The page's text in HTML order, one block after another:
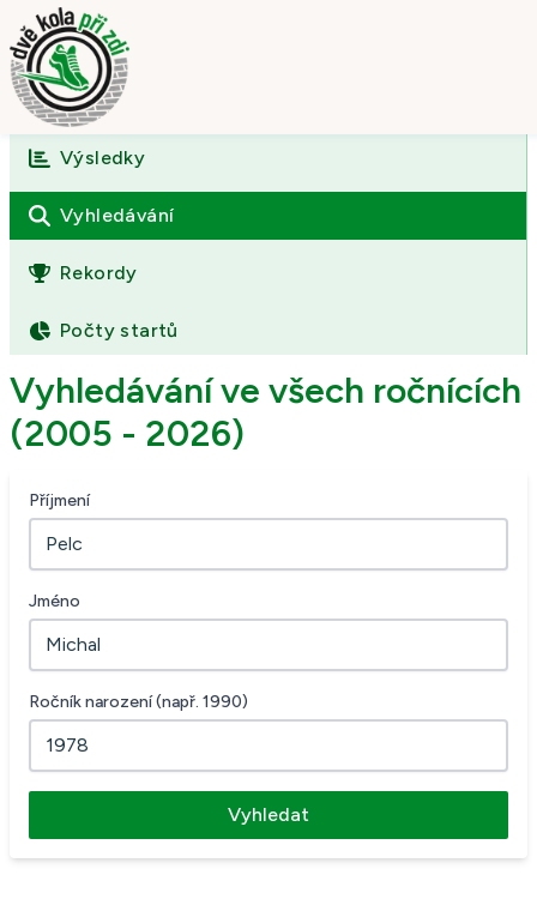
Úvod
O závodě
Výsledky
Fotogalerie
Kontakt
Výsledky
Vyhledávání
Rekordy
Počty startů
Vyhledávání ve všech ročnících
(2005 - 2026)
Příjmení
Jméno
Ročník narození (např. 1990)
Vyhledat